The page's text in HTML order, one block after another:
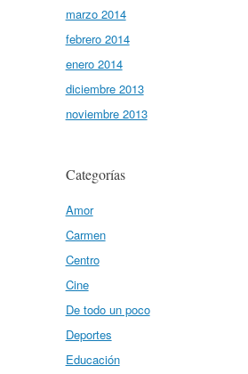
marzo 2014
febrero 2014
enero 2014
diciembre 2013
noviembre 2013
Categorías
Amor
Carmen
Centro
Cine
De todo un poco
Deportes
Educación